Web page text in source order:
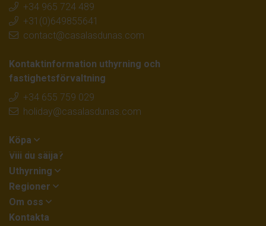
+34 965 724 489
+31(0)649855641
contact@casalasdunas.com
Kontaktinformation uthyrning och
fastighetsförvaltning
+34 655 759 029
holiday@casalasdunas.com
Köpa
Vill du sälja?
Uthyrning
Regioner
Om oss
Kontakta